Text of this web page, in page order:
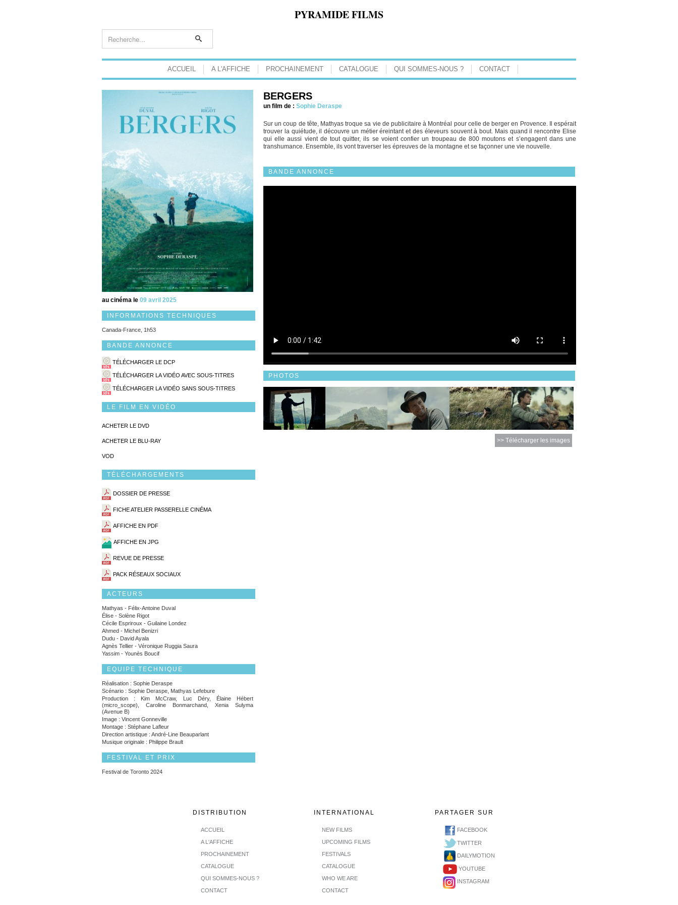
PYRAMIDE FILMS
ACCUEIL A L'AFFICHE PROCHAINEMENT CATALOGUE QUI SOMMES-NOUS ? CONTACT
au cinéma le 09 avril 2025
INFORMATIONS TECHNIQUES
Canada-France, 1h53
BANDE ANNONCE
TÉLÉCHARGER LE DCP
TÉLÉCHARGER LA VIDÉO AVEC SOUS-TITRES
TÉLÉCHARGER LA VIDÉO SANS SOUS-TITRES
LE FILM EN VIDÉO
ACHETER LE DVD
ACHETER LE BLU-RAY
VOD
TÉLÉCHARGEMENTS
DOSSIER DE PRESSE
FICHE ATELIER PASSERELLE CINÉMA
AFFICHE EN PDF
AFFICHE EN JPG
REVUE DE PRESSE
PACK RÉSEAUX SOCIAUX
ACTEURS
Mathyas - Félix-Antoine Duval
Élise - Solène Rigot
Cécile Espriroux - Guilaine Londez
Ahmed - Michel Benizri
Dudu - David Ayala
Agnès Tellier - Véronique Ruggia Saura
Yassim - Younès Boucif
EQUIPE TECHNIQUE
Réalisation : Sophie Deraspe
Scénario : Sophie Deraspe, Mathyas Lefebure
Production : Kim McCraw, Luc Déry, Élaine Hébert
(micro_scope), Caroline Bonmarchand, Xenia Sulyma
(Avenue B)
Image : Vincent Gonneville
Montage : Stéphane Lafleur
Direction artistique : André-Line Beauparlant
Musique originale : Philippe Brault
FESTIVAL ET PRIX
Festival de Toronto 2024
BERGERS
un film de : Sophie Deraspe
Sur un coup de tête, Mathyas troque sa vie de publicitaire à Montréal pour celle de berger en Provence. Il espérait
trouver la quiétude, il découvre un métier éreintant et des éleveurs souvent à bout. Mais quand il rencontre Elise
qui elle aussi vient de tout quitter, ils se voient confier un troupeau de 800 moutons et s’engagent dans une
transhumance. Ensemble, ils vont traverser les épreuves de la montagne et se façonner une vie nouvelle.
BANDE ANNONCE
PHOTOS
>> Télécharger les images
DISTRIBUTION
ACCUEIL
A L'AFFICHE
PROCHAINEMENT
CATALOGUE
QUI SOMMES-NOUS ?
CONTACT
INTERNATIONAL
NEW FILMS
UPCOMING FILMS
FESTIVALS
CATALOGUE
WHO WE ARE
CONTACT
PARTAGER SUR
FACEBOOK
TWITTER
DAILYMOTION
YOUTUBE
INSTAGRAM